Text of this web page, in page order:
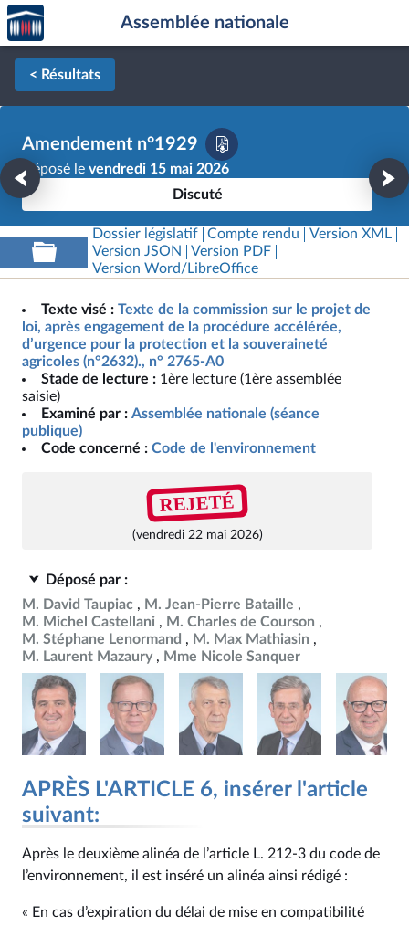
Aller au contenu
Aller en bas de la page
Accèder
à la
page
d'accueil
Assemblée nationale
< Résultats
Amendement n°1929
Déposé le vendredi 15 mai 2026
Discuté
Dossier législatif Compte rendu
Version XML
Version JSON
Version PDF
Version Word/LibreOffice
Texte visé : Texte de la commission sur le projet de
loi, après engagement de la procédure accélérée,
d’urgence pour la protection et la souveraineté
agricoles (n°2632)., n° 2765-A0
Stade de lecture : 1ère lecture (1ère assemblée
saisie)
Examiné par : Assemblée nationale (séance
publique)
Code concerné : Code de l'environnement
REJETÉ
(vendredi 22 mai 2026)
Déposé par :
M. David Taupiac
M. Jean-Pierre Bataille
M. Michel Castellani
M. Charles de Courson
M. Stéphane Lenormand
M. Max Mathiasin
M. Laurent Mazaury
Mme Nicole Sanquer
APRÈS L'ARTICLE 6, insérer l'article
suivant:
Après le deuxième alinéa de l’article L. 212‑3 du code de
l’environnement, il est inséré un alinéa ainsi rédigé :
« En cas d’expiration du délai de mise en compatibilité